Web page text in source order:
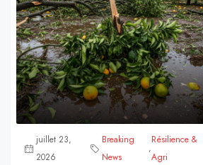
juillet 23,
2026
Breaking
News
,
Résilience &
Agri